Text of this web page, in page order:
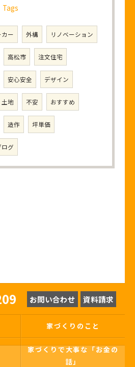
Tags
ー 外構 リノベーション
高松市 注文住宅
安心安全 デザイン
土地 不安 おすすめ
造作 坪単価
ログ
お問い合わせ 資料請求
家づくりのこと
家づくりで大事な「お金の
話」